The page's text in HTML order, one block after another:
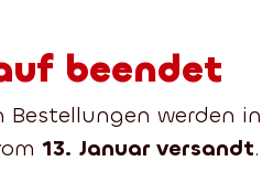
Lieferung:2-3 tage
beendet
Bestellungen werden in
13. Januar versandt.